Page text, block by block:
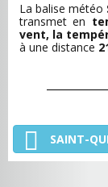
La balise météo
transmet en
vent, la
à une distance
SAINT-